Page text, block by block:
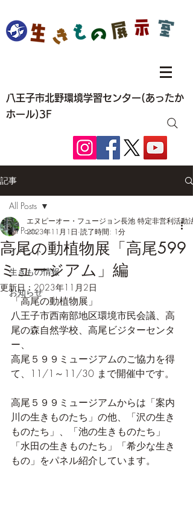
八王子市北野環境学習センター(あったか
ホール)3F
記事
All Posts
イベント
生きもの情報
お知らせ
All Posts
高尾の動植物展「高尾599
ミュージアム」編
エヌピーオー・フュージョン長池 特定非営利活動法
2023年11月1日 読了時間: 1分
更新日： 2023年11月2日
「高尾の動植物展」
八王子市西南部地区環境市民会議、高
尾の森自然学校、高尾ビジターセンタ
ー、
高尾５９９ミュージアムのご協力を得
て、11/1～11/30 まで開催中です。
高尾５９９ミュージアムからは「案内
川の生きものたち」の他、「沢の生き
ものたち」、「池の生きものたち」
「水田の生きものたち」「希少な生き
もの」をパネル紹介しています。